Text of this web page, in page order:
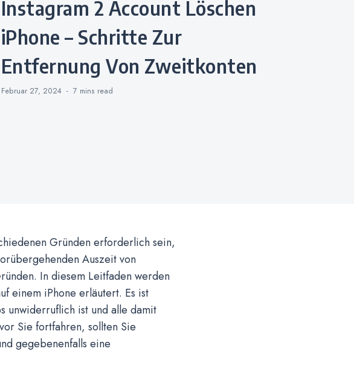
Instagram 2 Account Löschen
iPhone – Schritte Zur
Entfernung Von Zweitkonten
Februar 27, 2024 7 mins read
Gründen erforderlich sein,
Auszeit von
In diesem Leitfaden werden
einem iPhone erläutert. Es ist
unwiderruflich ist und alle damit
Sie fortfahren, sollten Sie
gegebenenfalls eine